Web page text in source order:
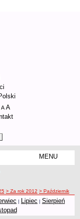
pomniejsz czcionkę
A standardowy rozmiar czcionki
A
MENU
> Za rok 2012 > Październik
| Lipiec | Sierpień